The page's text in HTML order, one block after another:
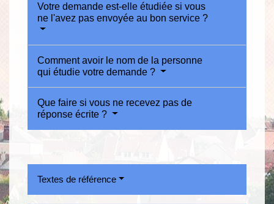
Votre demande est-elle étudiée si vous
ne l'avez pas envoyée au bon service ?
Comment avoir le nom de la personne
qui étudie votre demande ?
Que faire si vous ne recevez pas de
réponse écrite ?
Textes de référence